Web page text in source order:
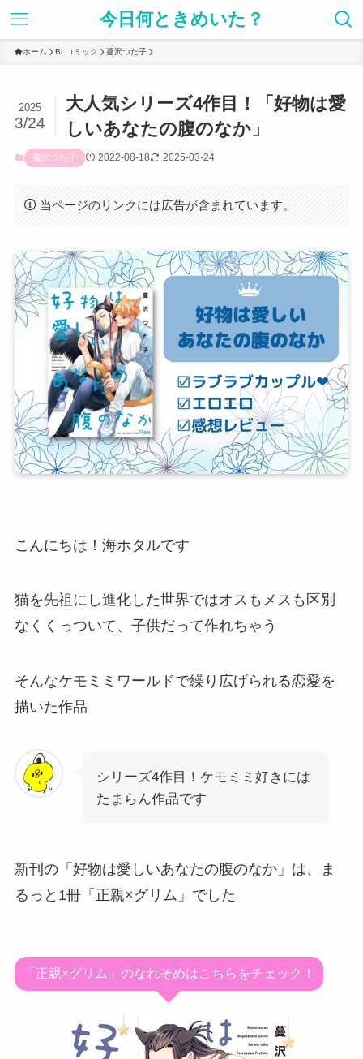
今日何ときめいた？
ホーム BLコミック 蔓沢つた子
大人気シリーズ4作目！「好物は愛
しいあなたの腹のなか」
2025
3/24
蔓沢つた子 2022-08-18 2025-03-24
当ページのリンクには広告が含まれています。
こんにちは！海ホタルです
猫を先祖にし進化した世界ではオスもメスも区別
なくくっついて、子供だって作れちゃう
そんなケモミミワールドで繰り広げられる恋愛を
描いた作品
シリーズ4作目！ケモミミ好きには
たまらん作品です
新刊の「好物は愛しいあなたの腹のなか」は、ま
るっと1冊「正親×グリム」でした
「正親×グリム」のなれそめはこちらをチェック！